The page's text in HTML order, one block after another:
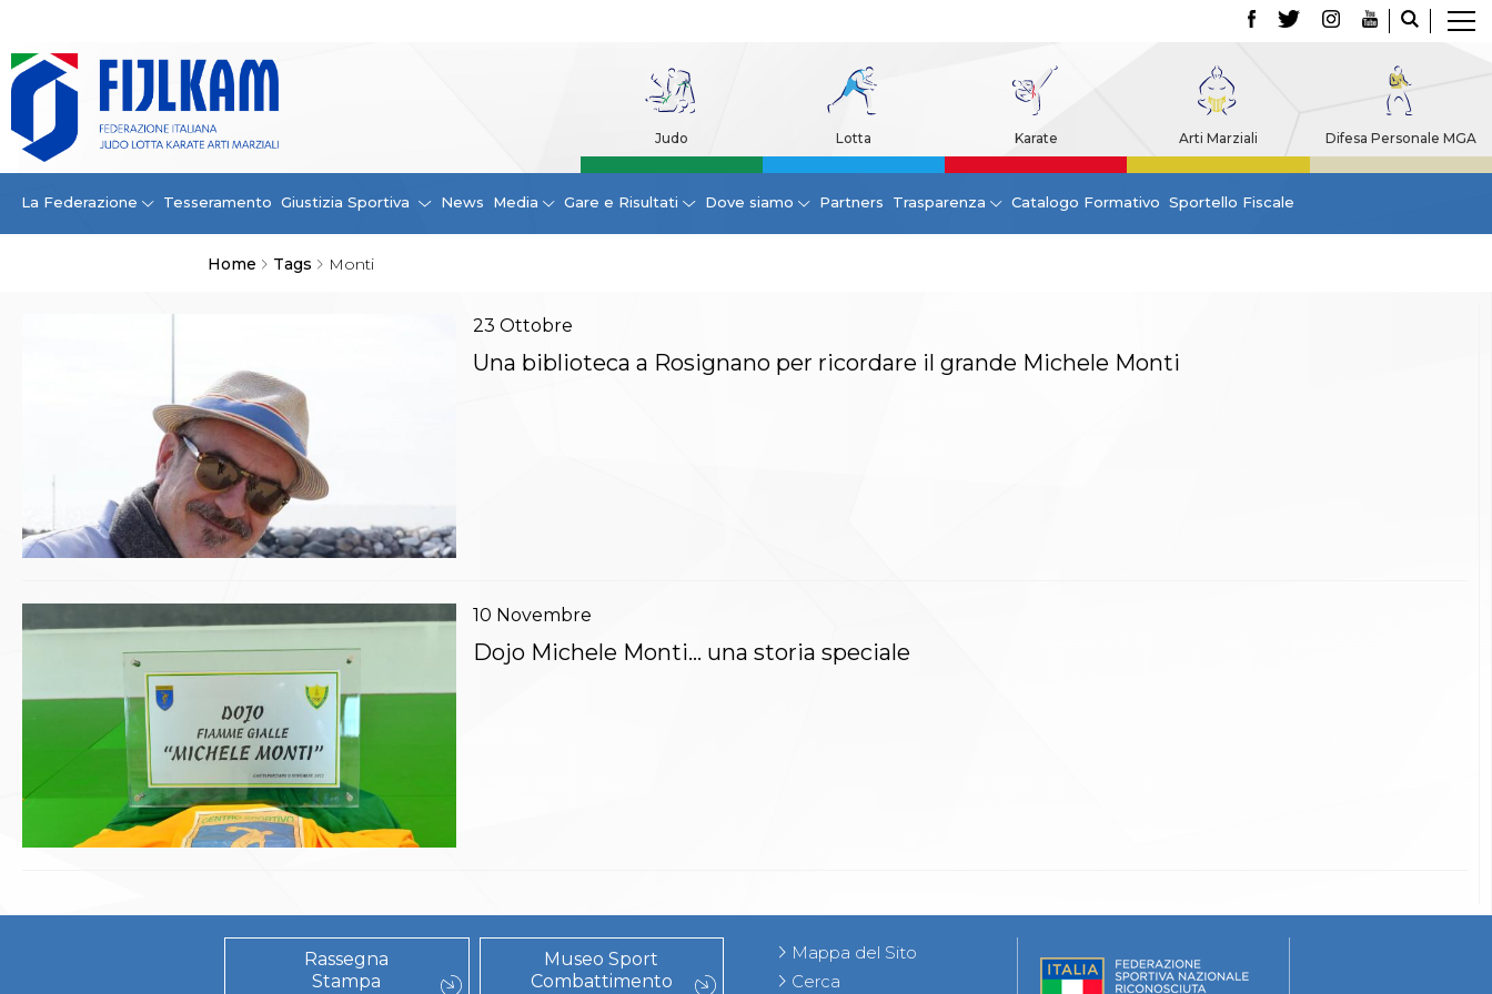
Judo Lotta Karate Arti Marziali Difesa Personale MGA
La Federazione Tesseramento Giustizia Sportiva News Media Gare e Risultati Dove siamo Partners Trasparenza Catalogo Formativo Sportello Fiscale
Home Tags Monti
La Federazione
La FIJLKAM
Organigramma
Storia
Campioni di tutti i tempi
News
Convenzioni
Safeguarding Policy
Ufficiali di Gara
Antidoping e tutela sanitaria
Tesseramento
Contatti
Norme e modulistica Affiliazioni e Tesseramenti
Polizza Assicurativa
Classifica Società Sportive con più di 100 atleti
Giustizia Sportiva
Protocollo udienze in videoconferenza
Documenti e Modulistica
Contatti
Provvedimenti in corso
Sentenze Giudice Sportivo
Sentenze Tribunale Federale
Sentenze Corte Sportiva e Federale di Appello
Sentenze di 1° Grado
Sentenze CAF
Dispositivi Tribunale Federale
Dispositivi Corte Sportiva e Federale di Appello
Spese per l’accesso alla Giustizia
Gare e Risultati
23 Ottobre
Una biblioteca a Rosignano per ricordare il grande Michele Monti
10 Novembre
Dojo Michele Monti… una storia speciale
Rassegna
Stampa
Museo Sport
Combattimento
Mappa del Sito
Cerca